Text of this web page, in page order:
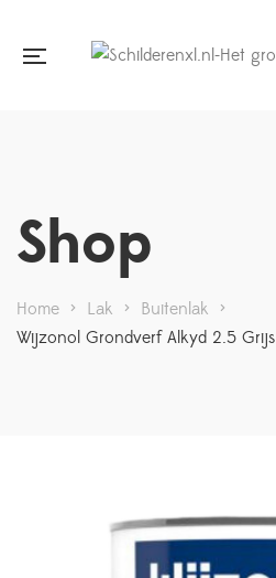
Shop
Home > Lak > Buitenlak >
Wijzonol Grondverf Alkyd 2.5 Grijs